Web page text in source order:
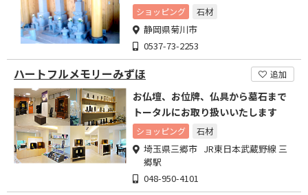
お任せください
ショッピング 石材
静岡県菊川市
0537-73-2253
ハートフルメモリーみずほ 追加
お仏壇、お位牌、仏具から墓石まで
トータルにお取り扱いいたします
ショッピング 石材
埼玉県三郷市 JR東日本武蔵野線 三
郷駅
048-950-4101